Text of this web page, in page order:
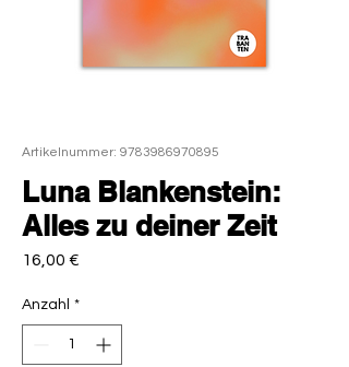
Artikelnummer: 9783986970895
Luna Blankenstein:
Alles zu deiner Zeit
16,00 €
Anzahl *